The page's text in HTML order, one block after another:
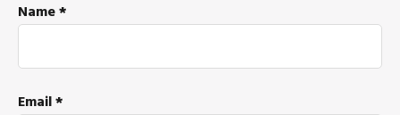
Name*
Email*